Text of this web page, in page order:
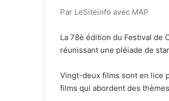
Par LeSiteinfo avec MAP
La 78è édition du Festival de
réunissant une pléiade de
Vingt-deux films sont en lice
films qui abordent des